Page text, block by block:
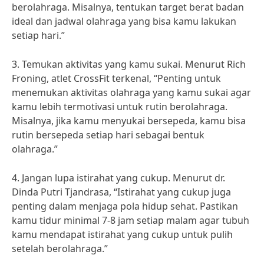
berolahraga. Misalnya, tentukan target berat badan
ideal dan jadwal olahraga yang bisa kamu lakukan
setiap hari.”
3. Temukan aktivitas yang kamu sukai. Menurut Rich
Froning, atlet CrossFit terkenal, “Penting untuk
menemukan aktivitas olahraga yang kamu sukai agar
kamu lebih termotivasi untuk rutin berolahraga.
Misalnya, jika kamu menyukai bersepeda, kamu bisa
rutin bersepeda setiap hari sebagai bentuk
olahraga.”
4. Jangan lupa istirahat yang cukup. Menurut dr.
Dinda Putri Tjandrasa, “Istirahat yang cukup juga
penting dalam menjaga pola hidup sehat. Pastikan
kamu tidur minimal 7-8 jam setiap malam agar tubuh
kamu mendapat istirahat yang cukup untuk pulih
setelah berolahraga.”